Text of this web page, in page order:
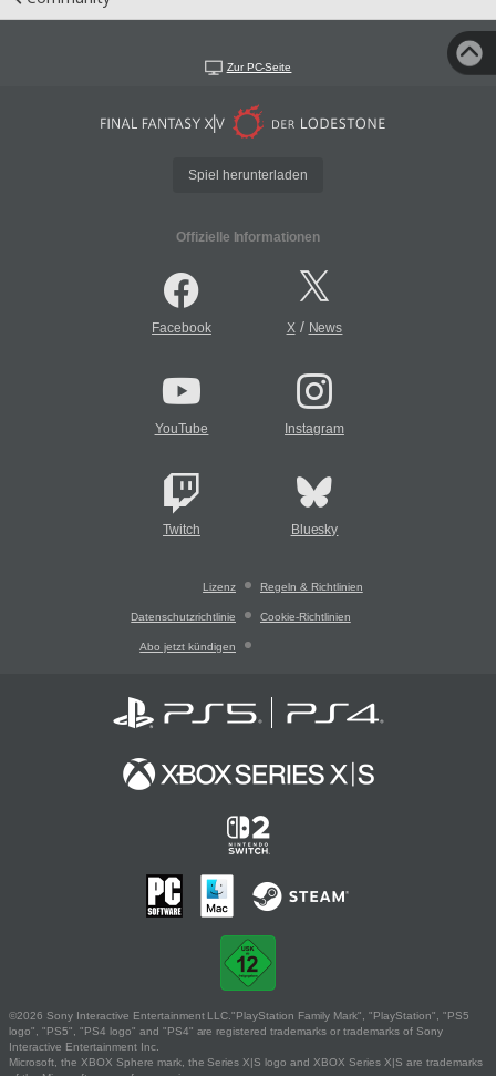
Zur PC-Seite
Spiel herunterladen
Offizielle Informationen
Facebook X/ News
YouTube Instagram
Twitch Bluesky
Lizenz Regeln & Richtlinien
Datenschutzrichtlinie Cookie-Richtlinien
Abo jetzt kündigen
©2026 Sony Interactive Entertainment LLC."PlayStation Family Mark", "PlayStation", "PS5
logo", "PS5", "PS4 logo" and "PS4" are registered trademarks or trademarks of Sony
Interactive Entertainment Inc.
Microsoft, the XBOX Sphere mark, the Series X|S logo and XBOX Series X|S are trademarks